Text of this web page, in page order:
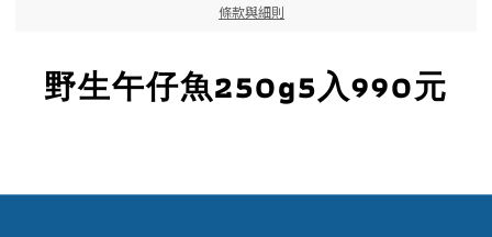
條款與細則
野生午仔魚250g5入990元